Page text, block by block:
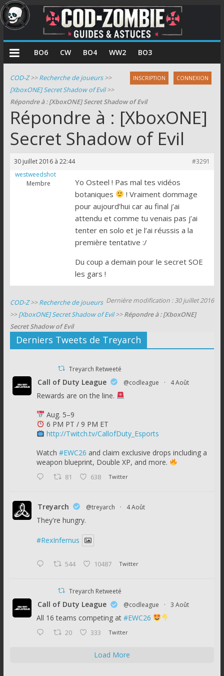
COD
Zombie
Guides
et
astuces
pour
le
zombie
de
BO6 CW BO4 WW2 BO3
INSCRIPTION CONNEXION
COD-Z>>Recherche de joueurs>>
[XboxONE] Secret Shadow of Evil>>
Répondre à : [XboxONE] Secret Shadow of Evil
Répondre à : [XboxONE]
Secret Shadow of Evil
30 juillet 2016 à 22:44
#3291
westweedshot
Membre
Yo Osteel ! Pas mal tes vidéos
botaniques
! Vraiment dommage
pour aujourd’hui car au final j’ai
attendu et comme tu venais pas j’ai
tenter en solo et je l’ai réussis a la
première tentative :/
Du coup a demain pour le secret SOE
les gars !
Dernière modification : 30 juillet 2016
COD-Z>>Recherche de joueurs
>>[XboxONE] Secret Shadow of Evil>>Répondre à : [XboxONE]
Secret Shadow of Evil
Derniers Tweets de Treyarch
Treyarch Retweeté
Call of Duty League @codleague · 4 Août
Rewards are on the line.
Aug. 5–9
6 PM PT / 9 PM ET
http://Twitch.tv/CallofDuty_Esports
Watch #EWC26 and claim exclusive drops including a
weapon blueprint, Double XP, and more.
81 638 Twitter
Treyarch @treyarch · 4 Août
They're hungry.
#RexInfernus
544 10487 Twitter
Treyarch Retweeté
Call of Duty League @codleague · 3 Août
All 16 teams competing at #EWC26
20 333 Twitter
Load More